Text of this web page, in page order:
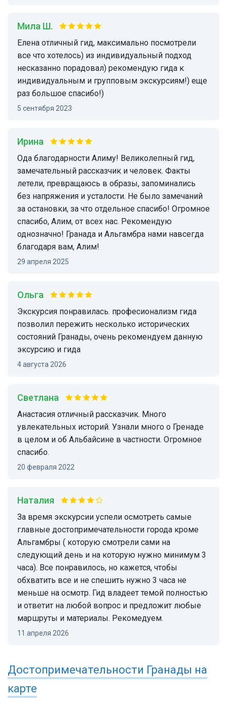
Мила Ш.
Елена отличный гид, максимально посмотрели
все что хотелось) из индивидуальный подход
несказанно порадовал) рекомендую гида к
индивидуальным и групповым экскурсиям!) еще
раз большое спасибо!)
5 сентября 2023
Ирина
Ода благодарности Алиму! Великолепный гид,
замечательный рассказчик и человек. Факты
летели, превращаюсь в образы, запоминались
без напряжения и усталости. Не было замечаний
за остановки, за что отдельное спасибо! Огромное
спасибо, Алим, от всех нас. Рекомендую
однозначно! Гранада и Альгамбра нами навсегда
благодаря вам, Алим!
29 апреля 2025
Ольга
Экскурсия понравилась. професионализм гида
позволил пережить несколько исторических
состояний Гранады, очень рекомендуем данную
эксурсию и гида
4 августа 2026
Светлана
Анастасия отличный рассказчик. Много
увлекательных историй. Узнали много о Гренаде
в целом и об Альбайсине в частности. Огромное
спасибо.
20 февраля 2022
Наталия
За время экскурсии успели осмотреть самые
главные достопримечательности города кроме
Альгамбры ( которую смотрели сами на
следующий день и на которую нужно минимум 3
часа). Все понравилось, но кажется, чтобы
обхватить все и не спешить нужно 3 часа не
меньше на осмотр. Гид владеет темой полностью
и ответит на любой вопрос и предложит любые
маршруты и материалы. Рекомедуем.
11 апреля 2026
Достопримечательности Гранады на
карте